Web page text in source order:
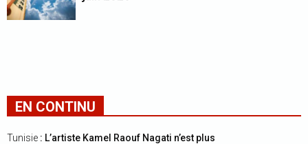
EN CONTINU
Tunisie : L’artiste Kamel Raouf Nagati n’est plus